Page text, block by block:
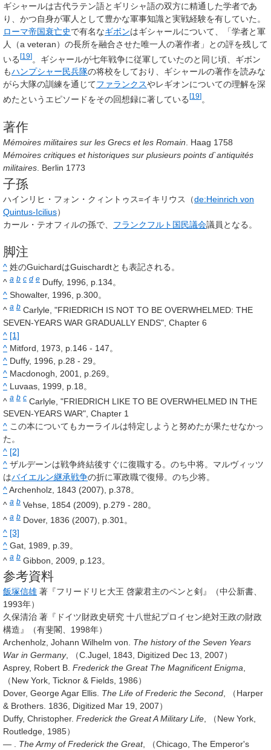
ギシャールは古代ラテン語とギリシャ語の双方に精通した学者であ
り、かつ自身が軍人として豊かな軍事知識と実戦経験を有していた。
ローマ帝国衰亡史で有名なギボンはギシャールについて、「学者と軍
人（a veteran）の長所を融合させた唯一人の著作者」との評を残して
いる[19]。ギシャールが七年戦争に従軍していたのと同じ頃、ギボン
もハンプシャー民兵隊の将校をしており、ギシャールの著作を読みな
がら大隊の訓練を通じてファランクスやレギオンについての理解を深
めたというエピソードをその回想録に著している [19] 。
著作
Mémoires militaires sur les Grecs et les Romain . Haag 1758
Mémoires critiques et historiques sur plusieurs points d`antiquités
militaires . Berlin 1773
子孫
ハインリヒ・フォン・クィントゥス=イキリウス（de:Heinrich von
Quintus-Icilius）
カール・テオフィルの孫で、 フランクフルト国民議会議員となる。
脚注
^ 姓のGuichardはGuischardtとも表記される。
^ a b c d e Duffy, 1996, p.134。
^ Showalter, 1996, p.300。
^ a b Carlyle, "FRIEDRICH IS NOT TO BE OVERWHELMED: THE
SEVEN-YEARS WAR GRADUALLY ENDS", Chapter 6
^ [1]
^ Mitford, 1973, p.146 - 147。
^ Duffy, 1996, p.28 - 29。
^ Macdonogh, 2001, p.269。
^ Luvaas, 1999, p.18。
^ a b c Carlyle, "FRIEDRICH LIKE TO BE OVERWHELMED IN THE
SEVEN-YEARS WAR", Chapter 1
^ この本についてもカーライルは特定しようと努めたが果たせなかっ
た。
^ [2]
^ ザルデーンは戦争終結後すぐに復職する。のち中将。マルヴィッツ
はバイエルン継承戦争の折に軍政職で復帰。のち少将。
^Archenholz, 1843 (2007), p.378。
^ a b Vehse, 1854 (2009), p.279 - 280。
^ a b Dover, 1836 (2007), p.301。
^ [3]
^ Gat, 1989, p.39。
^ a b Gibbon, 2009, p.123。
参考資料
飯塚信雄 著『フリードリヒ大王 啓蒙君主のペンと剣 』（中公新書、
1993年）
久保清治 著『ドイツ財政史研究 十八世紀プロイセン絶対王政の財政
構造』（有斐閣、1998年）
Archenholz, Johann Wilhelm von. The history of the Seven Years
War in Germany, （C.Jugel, 1843, Digitized Dec 13, 2007）
Asprey, Robert B. Frederick the Great The Magnificent Enigma,
（New York, Ticknor & Fields, 1986）
Dover, George Agar Ellis. The Life of Frederic the Second, （Harper
& Brothers. 1836, Digitized Mar 19, 2007）
Duffy, Christopher. Frederick the GreatA Military Life, （New York,
Routledge, 1985）
— . The Army of Frederick the Great, （Chicago, The Emperor's